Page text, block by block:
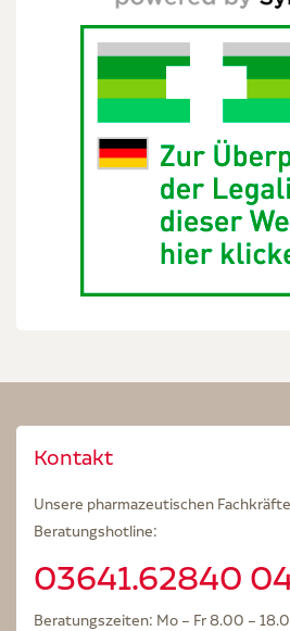
Kontakt
Unsere pharmazeutischen
Beratungshotline:
03641.62840
Beratungszeiten: Mo – Fr 8.00 –